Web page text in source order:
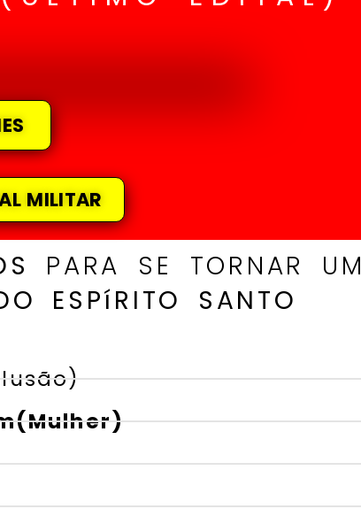
MILITAR
PARA SE TORNAR UM
ESPíRITO SANTO